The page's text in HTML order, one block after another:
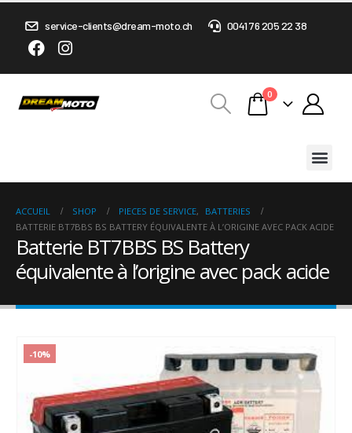
service-clients@dream-moto.ch 0041 76 205 22 38
0
ACCUEIL SHOP PIECES DE SERVICE,
BATTERIES
BATTERIE BT7BBS BS BATTERY ÉQUIVALENTE À L’ORIGINE AVEC PACK ACIDE
Batterie BT7BBS BS Battery
équivalente à l’origine avec pack acide
-10%